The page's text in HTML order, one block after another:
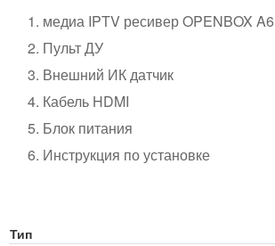
медиа IPTV ресивер OPENBOX A6
Пульт ДУ
Внешний ИК датчик
Кабель HDMI
Блок питания
Инструкция по установке
Тип